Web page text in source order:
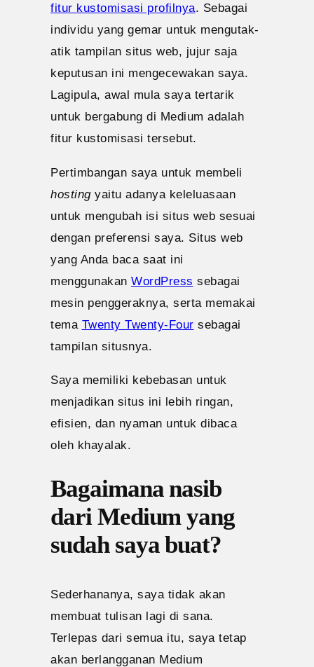
fitur kustomisasi profilnya. Sebagai
individu yang gemar untuk mengutak-
atik tampilan situs web, jujur saja
keputusan ini mengecewakan saya.
Lagipula, awal mula saya tertarik
untuk bergabung di Medium adalah
fitur kustomisasi tersebut.
Pertimbangan saya untuk membeli
hosting yaitu adanya keleluasaan
untuk mengubah isi situs web sesuai
dengan preferensi saya. Situs web
yang Anda baca saat ini
menggunakan WordPress sebagai
mesin penggeraknya, serta memakai
tema Twenty Twenty-Four sebagai
tampilan situsnya.
Saya memiliki kebebasan untuk
menjadikan situs ini lebih ringan,
efisien, dan nyaman untuk dibaca
oleh khayalak.
Bagaimana nasib
dari Medium yang
sudah saya buat?
Sederhananya, saya tidak akan
membuat tulisan lagi di sana.
Terlepas dari semua itu, saya tetap
akan berlangganan Medium